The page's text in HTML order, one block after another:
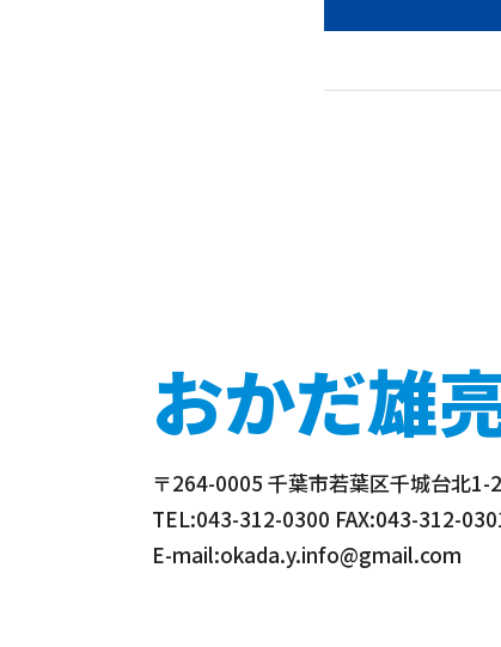
おかだ雄
〒264-0005 千葉市若葉区千城台北1-
TEL:043-312-0300 FAX:043-312-
E-mail:okada.y.info@gmail.com